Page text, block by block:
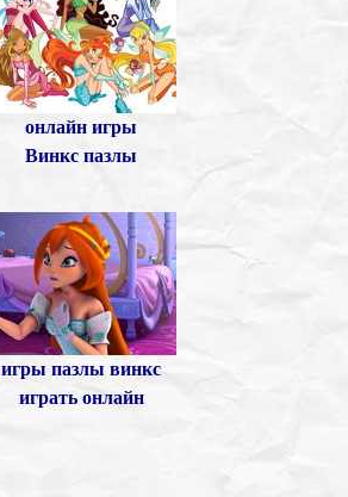
онлайн игры
Винкс пазлы
игры пазлы винкс
играть онлайн